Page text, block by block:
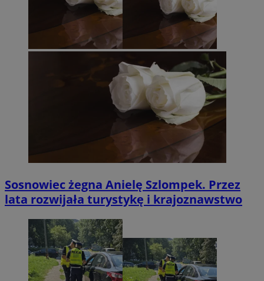
Sosnowiec żegna Anielę Szlompek. Przez
lata rozwijała turystykę i krajoznawstwo